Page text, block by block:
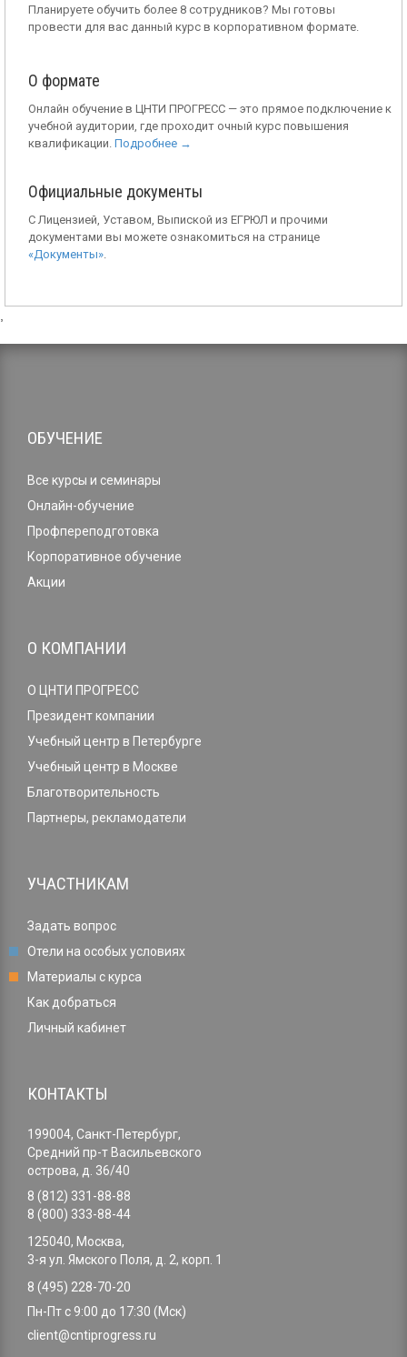
Планируете обучить более 8 сотрудников? Мы готовы
провести для вас данный курс в корпоративном формате.
О формате
Онлайн обучение в ЦНТИ ПРОГРЕСС — это прямое подключение к
учебной аудитории, где проходит очный курс повышения
квалификации. Подробнее →
Официальные документы
С Лицензией, Уставом, Выпиской из ЕГРЮЛ и прочими
документами вы можете ознакомиться на странице
«Документы».
ОБУЧЕНИЕ
Все курсы и семинары
Онлайн-обучение
Профпереподготовка
Корпоративное обучение
Акции
О КОМПАНИИ
О ЦНТИ ПРОГРЕСС
Президент компании
Учебный центр в Петербурге
Учебный центр в Москве
Благотворительность
Партнеры, рекламодатели
УЧАСТНИКАМ
Задать вопрос
Отели на особых условиях
Материалы с курса
Как добраться
Личный кабинет
КОНТАКТЫ
199004, Санкт-Петербург,
Средний пр-т Васильевского
острова, д. 36/40
8 (812) 331-88-88
8 (800) 333-88-44
125040, Москва,
3-я ул. Ямского Поля, д. 2, корп. 1
8 (495) 228-70-20
Пн-Пт с 9:00 до 17:30 (Мск)
client@cntiprogress.ru